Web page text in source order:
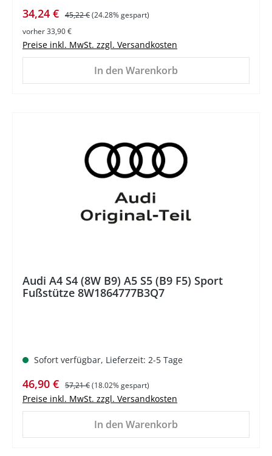
Verkaufspreis:
34,24 € Regulärer Preis:
45,22 €(24.28% gespart)
vorher 33,90 €
Preise inkl. MwSt. zzgl. Versandkosten
In den Warenkorb
Audi A4 S4 (8W B9) A5 S5 (B9 F5) Sport
Fußstütze 8W1864777B3Q7
Sofort verfügbar, Lieferzeit: 2-5 Tage
Verkaufspreis:
46,90 € Regulärer Preis:
57,21 €(18.02% gespart)
Preise inkl. MwSt. zzgl. Versandkosten
In den Warenkorb